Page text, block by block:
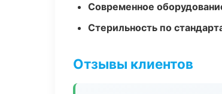
Современное
Стерильность по
Отзывы клиентов